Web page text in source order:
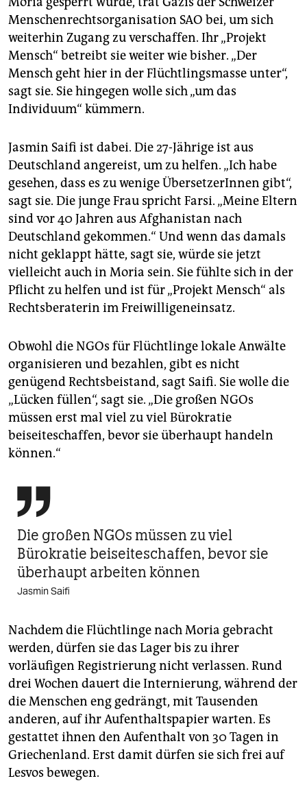
Menschenrechtsorganisation SAO bei, um sich
weiterhin Zugang zu verschaffen. Ihr „Projekt
Mensch“ betreibt sie weiter wie bisher. „Der
Mensch geht hier in der Flüchtlingsmasse unter“,
sagt sie. Sie hingegen wolle sich „um das
Individuum“ kümmern.
Jasmin Saifi ist dabei. Die 27-Jährige ist aus
Deutschland angereist, um zu helfen. „Ich habe
gesehen, dass es zu wenige ÜbersetzerInnen gibt“,
sagt sie. Die junge Frau spricht Farsi. „Meine Eltern
sind vor 40 Jahren aus Afghanistan nach
Deutschland gekommen.“ Und wenn das damals
nicht geklappt hätte, sagt sie, würde sie jetzt
vielleicht auch in Moria sein. Sie fühlte sich in der
Pflicht zu helfen und ist für „Projekt Mensch“ als
Rechtsberaterin im Freiwilligeneinsatz.
Obwohl die NGOs für Flüchtlinge lokale Anwälte
organisieren und bezahlen, gibt es nicht
genügend Rechtsbeistand, sagt Saifi. Sie wolle die
„Lücken füllen“, sagt sie. „Die großen NGOs
müssen erst mal viel zu viel Bürokratie
beiseiteschaffen, bevor sie überhaupt handeln
können.“

Die großen NGOs müssen zu viel
Bürokratie beiseiteschaffen, bevor sie
überhaupt arbeiten können
Jasmin Saifi
Nachdem die Flüchtlinge nach Moria gebracht
werden, dürfen sie das Lager bis zu ihrer
vorläufigen Registrierung nicht verlassen. Rund
drei Wochen dauert die Internierung, während der
die Menschen eng gedrängt, mit Tausenden
anderen, auf ihr Aufenthaltspapier warten. Es
gestattet ihnen den Aufenthalt von 30 Tagen in
Griechenland. Erst damit dürfen sie sich frei auf
Lesvos bewegen.